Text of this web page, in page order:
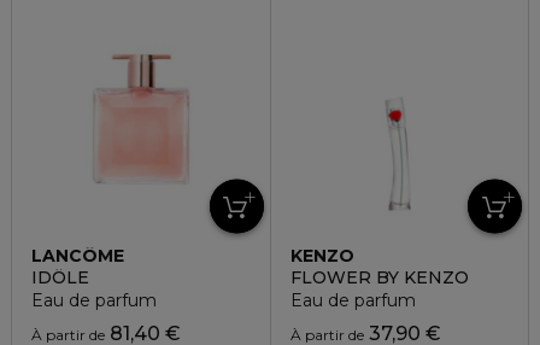
LANCÔME
IDÔLE
Eau de parfum
À partir de 81,40 €
KENZO
FLOWER BY KENZO
Eau de parfum
À partir de37,90 €